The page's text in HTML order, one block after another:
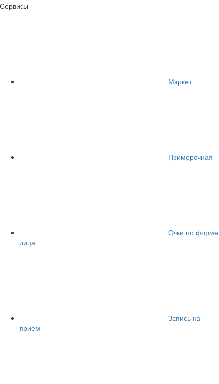
Сервисы
Маркет
Примерочная
Очки по форме
лица
Запись на
прием